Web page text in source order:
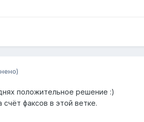
положительное решение :)
факсов в этой ветке.